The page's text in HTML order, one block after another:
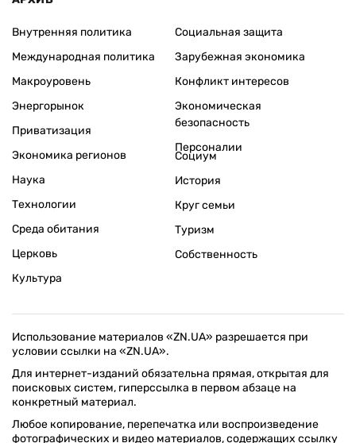
Внутренняя политика
Международная политика
Макроуровень
Энергорынок
Приватизация
Экономика регионов
Социальная защита
Зарубежная экономика
Конфликт интересов
Экономическая
безопасность
Персоналии
Наука
Технологии
Среда обитания
Церковь
Культура
Социум
История
Круг семьи
Туризм
Собственность
Использование материалов «ZN.UA» разрешается при
условии ссылки на «ZN.UA».
Для интернет-изданий обязательна прямая, открытая для
поисковых систем, гиперссылка в первом абзаце на
конкретный материал.
Любое копирование, перепечатка или воспроизведение
фотографических и видео материалов, содержащих ссылку